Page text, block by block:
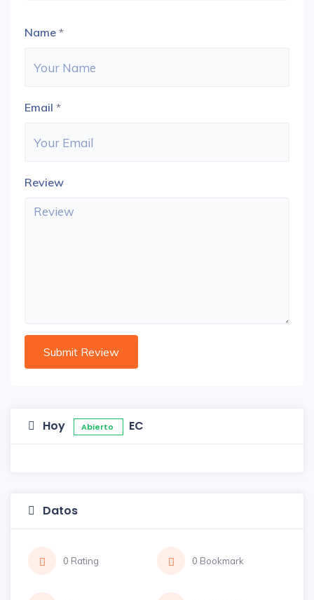
Name *
Email *
Review
Hoy Abierto EC
Datos
0 Rating 0 Bookmark